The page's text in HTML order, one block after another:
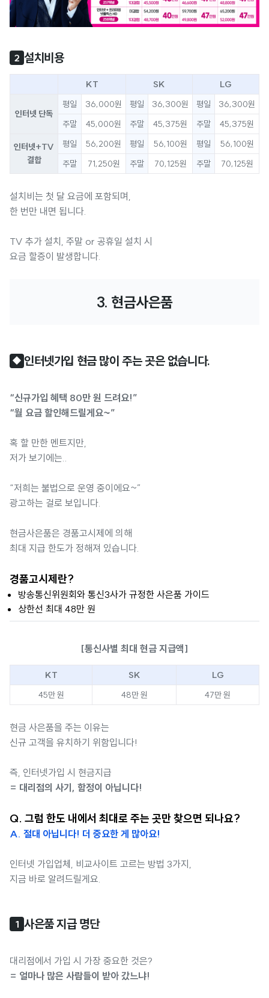
2 설치비용
KT SK LG
인터넷 단독
평일 36,000원 평일 36,300원 평일
36,300원
주말
45,000원 주말 45,375원 주말 45,375원
인터넷+TV
결합
평일 56,200원 평일 56,100원 평일
56,100원
주말
71,250원 주말 70,125원 주말 70,125원
설치비는 첫 달 요금에 포함되며,
한 번만 내면 됩니다.
TV 추가 설치, 주말 or 공휴일 설치 시
요금 할증이 발생합니다.
3. 현금사은품
◆ 인터넷가입 현금 많이 주는 곳은 없습니다.
“신규가입 혜택 80만 원 드려요!”
“월 요금 할인해드릴게요~”
혹 할 만한 멘트지만,
저가 보기에는..
“저희는 불법으로 운영 중이에요~”
광고하는 걸로 보입니다.
현금사은품은 경품고시제에 의해
최대 지급 한도가 정해져 있습니다.
경품고시제란?
방송통신위원회와 통신3사가 규정한 사은품 가이드
상한선 최대 48만 원
[통신사별 최대 현금 지급액]
KT SK
LG
45만 원
48만 원 47만 원
현금 사은품을 주는 이유는
신규 고객을 유치하기 위함입니다!
즉, 인터넷가입 시 현금지급
= 대리점의 사기, 함정이 아닙니다!
Q. 그럼 한도 내에서 최대로 주는 곳만 찾으면 되나요?
A. 절대 아닙니다! 더 중요한 게 많아요!
인터넷 가입업체, 비교사이트 고르는 방법 3가지,
지금 바로 알려드릴게요.
1 사은품 지급 명단
대리점에서 가입 시 가장 중요한 것은?
= 얼마나 많은 사람들이 받아 갔느냐!